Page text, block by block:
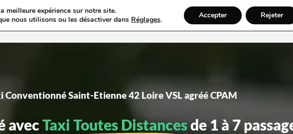
Accueil Informations Réservation en ligne
Conventionné Saint-Etienne 42 Loire VSL agréé CPAM
avecTaxi Toutes Distancesde 1 à 7
expérience sur notre site.
nous utilisons ou les désactiver dans Réglages. Accepter Rejeter